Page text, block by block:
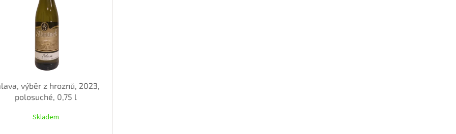
výběr z hroznů, 2023,
polosuché, 0,75 l
Skladem